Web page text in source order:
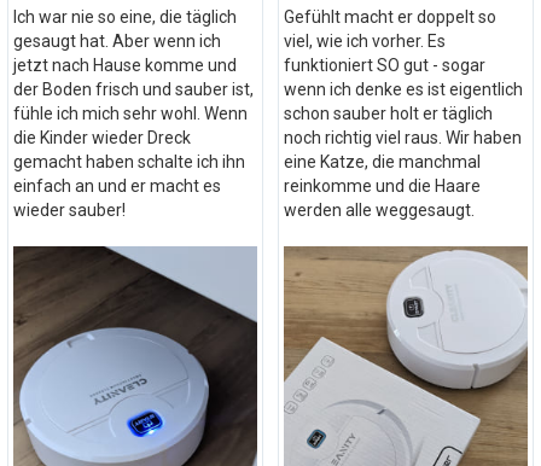
Ich war nie so eine, die täglich
gesaugt hat. Aber wenn ich
jetzt nach Hause komme und
der Boden frisch und sauber ist,
fühle ich mich sehr wohl. Wenn
die Kinder wieder Dreck
gemacht haben schalte ich ihn
einfach an und er macht es
wieder sauber!
Gefühlt macht er doppelt so
viel, wie ich vorher. Es
funktioniert SO gut - sogar
wenn ich denke es ist eigentlich
schon sauber holt er täglich
noch richtig viel raus. Wir haben
eine Katze, die manchmal
reinkomme und die Haare
werden alle weggesaugt.